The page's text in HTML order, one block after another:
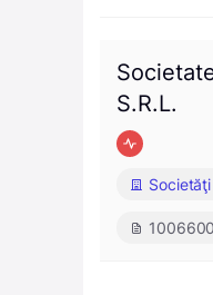
S.R.L.